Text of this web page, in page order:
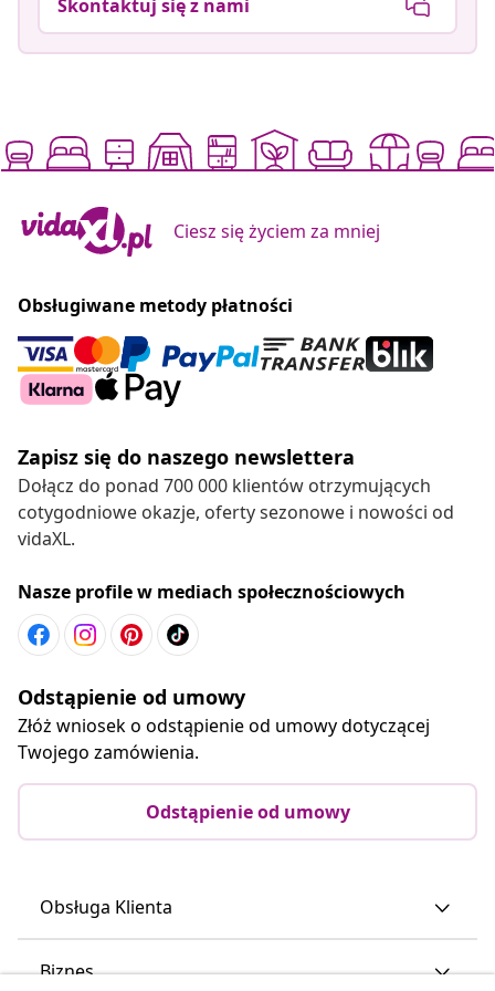
Skontaktuj się z nami
Ciesz się życiem za mniej
Obsługiwane metody płatności
Zapisz się do naszego newslettera
Dołącz do ponad 700 000 klientów otrzymujących
cotygodniowe okazje, oferty sezonowe i nowości od
vidaXL.
Nasze profile w mediach społecznościowych
Odstąpienie od umowy
Złóż wniosek o odstąpienie od umowy dotyczącej
Twojego zamówienia.
Odstąpienie od umowy
Obsługa Klienta
Biznes